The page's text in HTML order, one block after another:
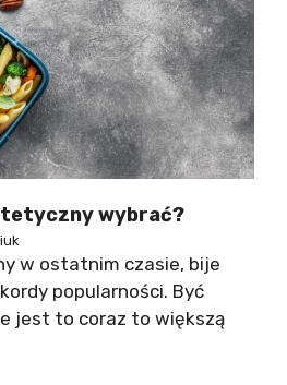
wybrać?
w ostatnim czasie, bije
popularności. Być
jest to coraz to większą